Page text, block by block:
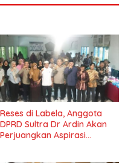
Reses di Labela, Anggota
DPRD Sultra Dr Ardin Akan
Perjuangkan Aspirasi